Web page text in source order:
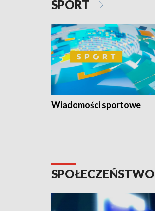
SPORT
Wiadomości sportowe
SPOŁECZEŃSTWO